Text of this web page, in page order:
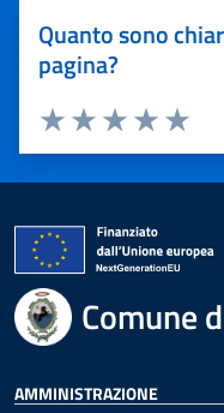
Quanto sono
pagina?
Valuta
Valuta 4
Valuta 3 stelle
Valuta 2 stelle su 5
Valuta 1 stelle su 5
Comune
AMMINISTRAZIONE